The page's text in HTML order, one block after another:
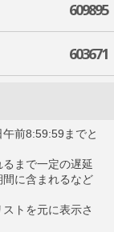
609895
603671
前8:59:59までと
まで一定の遅延
に含まれるなど
トを元に表示さ